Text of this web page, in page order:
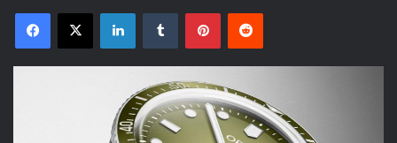
Facebook
X LinkedInTumblr PinterestReddit